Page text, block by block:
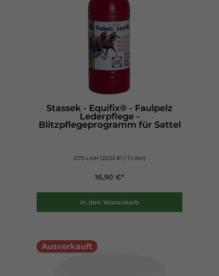
Stassek - Equifix® - Faulpelz
Lederpflege -
Blitzpflegeprogramm für Sattel
0.75 Liter (22,53 €* / 1 Liter)
16,90 €*
In den Warenkorb
Ausverkauft